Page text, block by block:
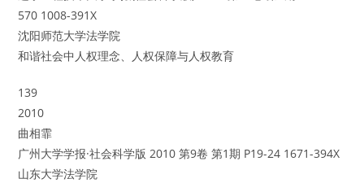
570 1008-391X
沈阳师范大学法学院
和谐社会中人权理念、人权保障与人权教育
139
2010
曲相霏
广州大学学报·社会科学版 2010 第9卷 第1期 P19-24 1671-394X
山东大学法学院